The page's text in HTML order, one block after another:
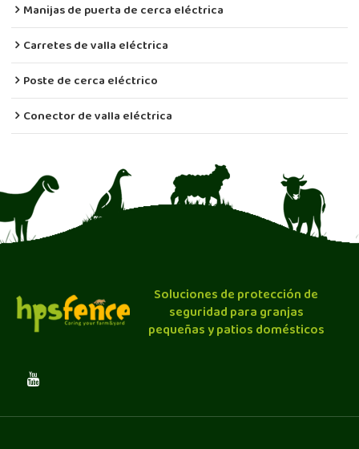
Manijas de puerta de cerca eléctrica
Carretes de valla eléctrica
Poste de cerca eléctrico
Conector de valla eléctrica
Soluciones de protección de
seguridad para granjas
pequeñas y patios domésticos